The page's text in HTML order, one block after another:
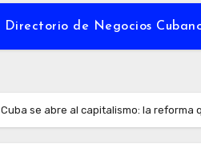
Directorio de Negocios
Cuba se abre al capitalismo: la reforma